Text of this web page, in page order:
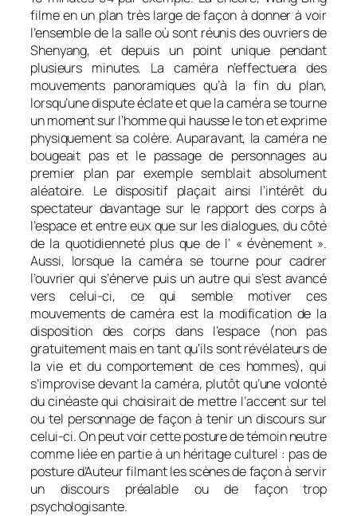
filme en un plan très large de façon à donner à voir
l’ensemble de la salle où sont réunis des ouvriers de
Shenyang, et depuis un point unique pendant
plusieurs minutes. La caméra n’effectuera des
mouvements panoramiques qu’à la fin du plan,
lorsqu’une dispute éclate et que la caméra se tourne
un moment sur l’homme qui hausse le ton et exprime
physiquement sa colère. Auparavant, la caméra ne
bougeait pas et le passage de personnages au
premier plan par exemple semblait absolument
aléatoire. Le dispositif plaçait ainsi l’intérêt du
spectateur davantage sur le rapport des corps à
l’espace et entre eux que sur les dialogues, du côté
de la quotidienneté plus que de l’ « évènement ».
Aussi, lorsque la caméra se tourne pour cadrer
l’ouvrier qui s’énerve puis un autre qui s’est avancé
vers celui-ci, ce qui semble motiver ces
mouvements de caméra est la modification de la
disposition des corps dans l’espace (non pas
gratuitement mais en tant qu’ils sont révélateurs de
la vie et du comportement de ces hommes), qui
s’improvise devant la caméra, plutôt qu’une volonté
du cinéaste qui choisirait de mettre l’accent sur tel
ou tel personnage de façon à tenir un discours sur
celui-ci. On peut voir cette posture de témoin neutre
comme liée en partie à un héritage culturel : pas de
posture d’Auteur filmant les scènes de façon à servir
un discours préalable ou de façon trop
psychologisante.